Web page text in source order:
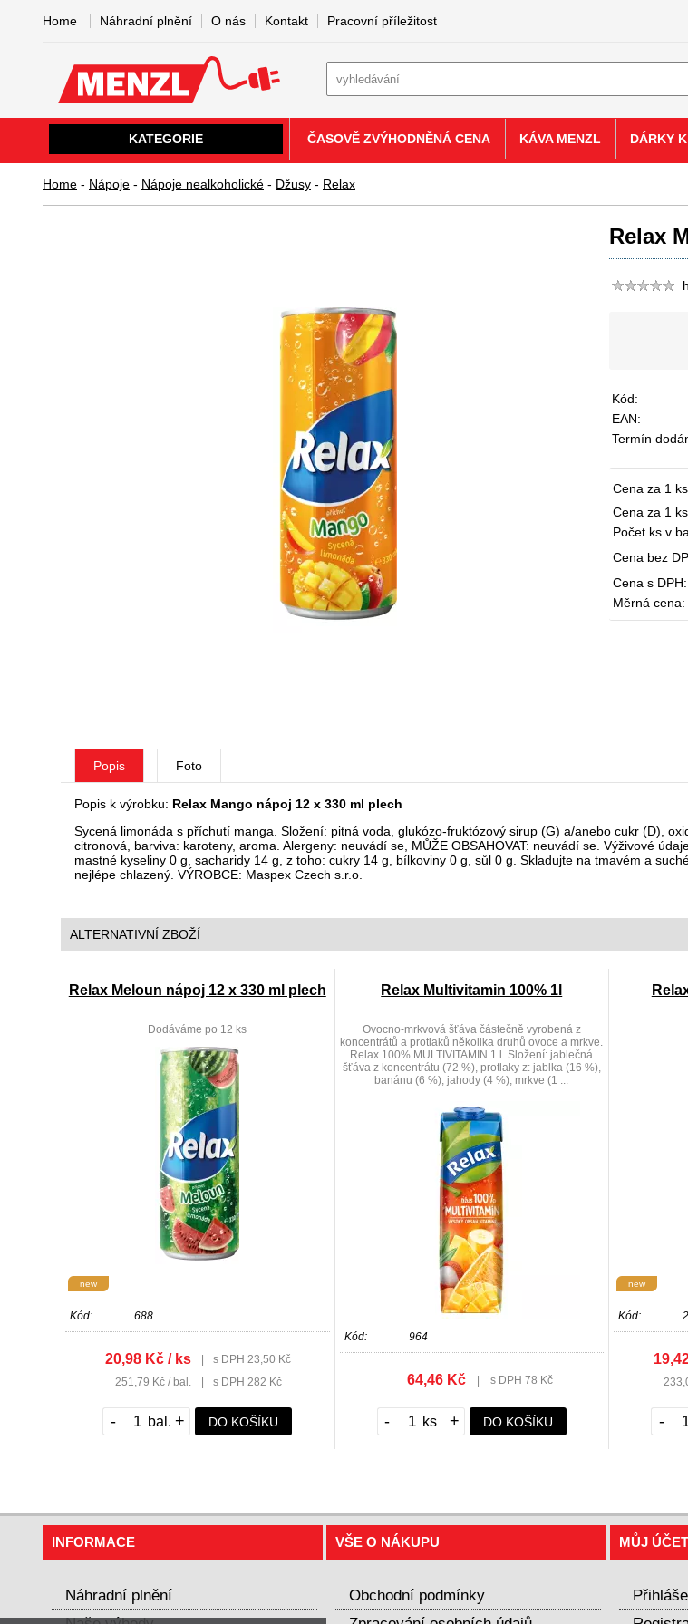
Home - Nápoje - Nápoje nealkoholické - Džusy - Relax
Relax
Kód:
EAN:
Termín
Cena za 1
Cena za 1
Počet ks v
Cena bez
Cena s DPH:
Měrná cena:
Popis Foto
Popis k výrobku: Relax Mango nápoj 12 x 330 ml plech
Sycená limonáda s příchutí manga. Složení: pitná voda, glukózo-fruktózový sirup (G) a/anebo cukr (D),
citronová, barviva: karoteny, aroma. Alergeny: neuvádí se, MŮŽE OBSAHOVAT: neuvádí se. Výživové
mastné kyseliny 0 g, sacharidy 14 g, z toho: cukry 14 g, bílkoviny 0 g, sůl 0 g. Skladujte na tmavém a
nejlépe chlazený. VÝROBCE: Maspex Czech s.r.o.
ALTERNATIVNÍ ZBOŽÍ
Relax Meloun nápoj 12 x 330 ml plech
Dodáváme po 12 ks
new
Kód: 688
20,98 Kč / ks
s DPH 23,50 Kč
251,79 Kč / bal.
s DPH 282 Kč
- + DO KOŠÍKU
Relax Multivitamin 100% 1l
Ovocno-mrkvová šťáva částečně vyrobená z
koncentrátů a protlaků několika druhů ovoce a mrkve.
Relax 100% MULTIVITAMIN 1 l. Složení: jablečná
šťáva z koncentrátu (72 %), protlaky z: jablka (16 %),
banánu (6 %), jahody (4 %), mrkve (1 ...
Kód: 964
64,46 Kč s DPH 78 Kč
- + DO KOŠÍKU
new
Kód:
-
Home Náhradní plnění O nás Kontakt Pracovní příležitost
INFORMACE
Náhradní plnění
VŠE O NÁKUPU
Obchodní podmínky
MŮJ ÚČET
KATEGORIE ČASOVĚ ZVÝHODNĚNÁ CENA KÁVA MENZL DÁRKY